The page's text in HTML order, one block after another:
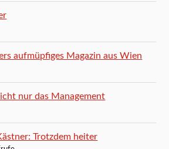
aufmüpfiges Magazin aus Wien
nur das Management
Trotzdem heiter